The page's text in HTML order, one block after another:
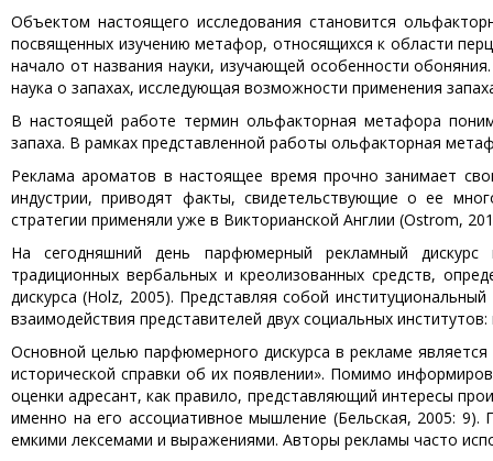
Объектом настоящего исследования становится
посвященных изучению метафор, относящихся к области
начало от названия науки, изучающей особенности
наука о запахах, исследующая возможности применения
В настоящей работе термин ольфакторная метафора
запаха. В рамках представленной работы ольфакторная
Реклама ароматов в настоящее время прочно занимает
индустрии, приводят факты, свидетельствующие о ее
стратегии применяли уже в Викторианской Англии (Ostrom,
На сегодняшний день парфюмерный рекламный дискурс
традиционных вербальных и креолизованных средств,
дискурса (Holz, 2005). Представляя собой
взаимодействия представителей двух социальных
Основной целью парфюмерного дискурса в рекламе
исторической справки об их появлении». Помимо
оценки адресант, как правило, представляющий интересы
именно на его ассоциативное мышление (Бельская, 2005: 9).
емкими лексемами и выражениями. Авторы рекламы часто